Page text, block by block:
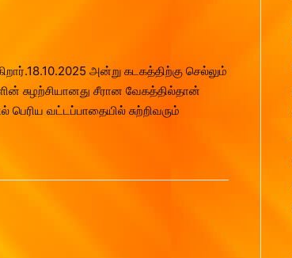
அன்று கடகத்திற்கு செல்லும்
சுழற்சியானது சீரான வேகத்தில்தான்
பெரிய வட்டப்பாதையில் சுற்றிவரும்